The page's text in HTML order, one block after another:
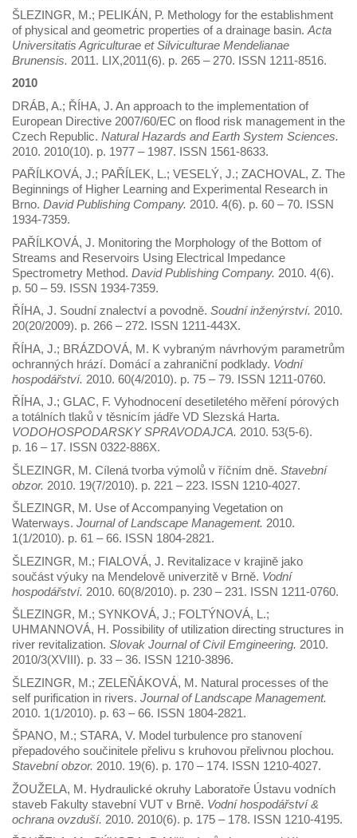
ŠLEZINGR, M.; PELIKÁN, P. Methology for the establishment
of physical and geometric properties of a drainage basin. Acta
Universitatis Agriculturae et Silviculturae Mendelianae
Brunensis. 2011. LIX,2011(6). p. 265 – 270. ISSN 1211-8516.
2010
DRÁB, A.; ŘÍHA, J. An approach to the implementation of
European Directive 2007/60/EC on flood risk management in the
Czech Republic. Natural Hazards and Earth System Sciences.
2010. 2010(10). p. 1977 – 1987. ISSN 1561-8633.
PAŘÍLKOVÁ, J.; PAŘÍLEK, L.; VESELÝ, J.; ZACHOVAL, Z. The
Beginnings of Higher Learning and Experimental Research in
Brno. David Publishing Company. 2010. 4(6). p. 60 – 70. ISSN
1934-7359.
PAŘÍLKOVÁ, J. Monitoring the Morphology of the Bottom of
Streams and Reservoirs Using Electrical Impedance
Spectrometry Method. David Publishing Company. 2010. 4(6).
p. 50 – 59. ISSN 1934-7359.
ŘÍHA, J. Soudní znalectví a povodně. Soudní inženýrství. 2010.
20(20/2009). p. 266 – 272. ISSN 1211-443X.
ŘÍHA, J.; BRÁZDOVÁ, M. K vybraným návrhovým parametrům
ochranných hrází. Domácí a zahraniční podklady. Vodní
hospodářství. 2010. 60(4/2010). p. 75 – 79. ISSN 1211-0760.
ŘÍHA, J.; GLAC, F. Vyhodnocení desetiletého měření pórových
a totálních tlaků v těsnicím jádře VD Slezská Harta.
VODOHOSPODARSKY SPRAVODAJCA. 2010. 53(5-6).
p. 16 – 17. ISSN 0322-886X.
ŠLEZINGR, M. Cílená tvorba výmolů v říčním dně. Stavební
obzor. 2010. 19(7/2010). p. 221 – 223. ISSN 1210-4027.
ŠLEZINGR, M. Use of Accompanying Vegetation on
Waterways. Journal of Landscape Management. 2010.
1(1/2010). p. 61 – 66. ISSN 1804-2821.
ŠLEZINGR, M.; FIALOVÁ, J. Revitalizace v krajině jako
součást výuky na Mendelově univerzitě v Brně. Vodní
hospodářství. 2010. 60(8/2010). p. 230 – 231. ISSN 1211-0760.
ŠLEZINGR, M.; SYNKOVÁ, J.; FOLTÝNOVÁ, L.;
UHMANNOVÁ, H. Possibility of utilization directing structures in
river revitalization. Slovak Journal of Civil Emgineering. 2010.
2010/3(XVIII). p. 33 – 36. ISSN 1210-3896.
ŠLEZINGR, M.; ZELEŇÁKOVÁ, M. Natural processes of the
self purification in rivers. Journal of Landscape Management.
2010. 1(1/2010). p. 63 – 66. ISSN 1804-2821.
ŠPANO, M.; STARA, V. Model turbulence pro stanovení
přepadového součinitele přelivu s kruhovou přelivnou plochou.
Stavební obzor. 2010. 19(6). p. 170 – 174. ISSN 1210-4027.
ŽOUŽELA, M. Hydraulické okruhy Laboratoře Ústavu vodních
staveb Fakulty stavební VUT v Brně. Vodní hospodářství &
ochrana ovzduší. 2010. 2010(6). p. 175 – 178. ISSN 1210-4195.